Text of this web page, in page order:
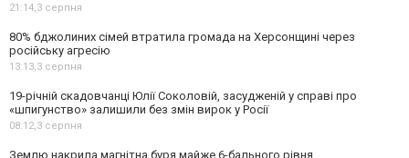
21:14,3 серпня
80% бджолиних сімей втратила громада на Херсонщині через
російську агресію
13:13,3 серпня
19-річній скадовчанці Юлії Соколовій, засудженій у справі про
«шпигунство» залишили без змін вирок у Росії
08:12,3 серпня
Землю накрила магнітна буря майже 6-бального рівня